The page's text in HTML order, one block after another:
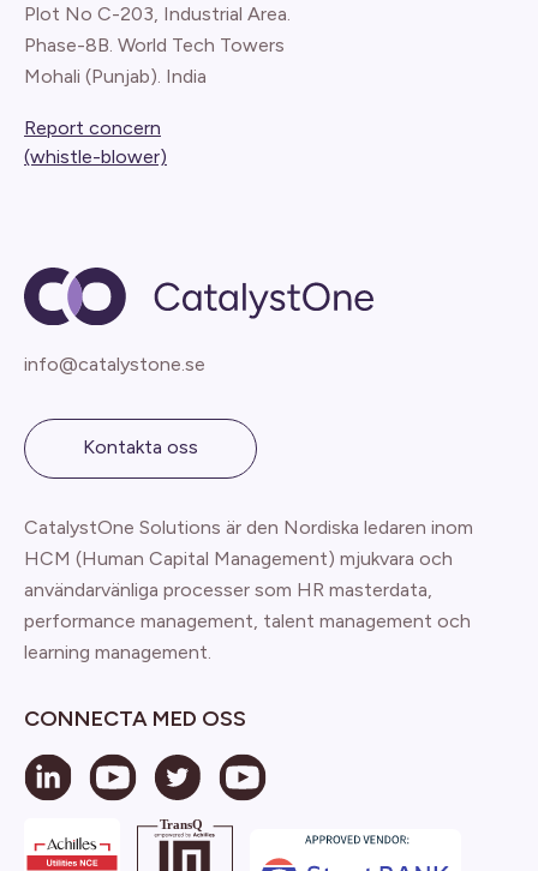
Plot No C-203, Industrial Area.
Phase-8B. World Tech Towers
Mohali (Punjab). India
Report concern
(whistle-blower)
info@catalystone.se
Kontakta oss
CatalystOne Solutions är den Nordiska ledaren inom
HCM (Human Capital Management) mjukvara och
användarvänliga processer som HR masterdata,
performance management, talent management och
learning management.
CONNECTA MED OSS